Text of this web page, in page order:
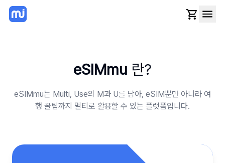
eSIMmu 란?
eSIMmu는 Multi, Use의 M과 U를 담아, eSIM뿐만 아니라 여
행 꿀팁까지 멀티로 활용할 수 있는 플랫폼입니다.